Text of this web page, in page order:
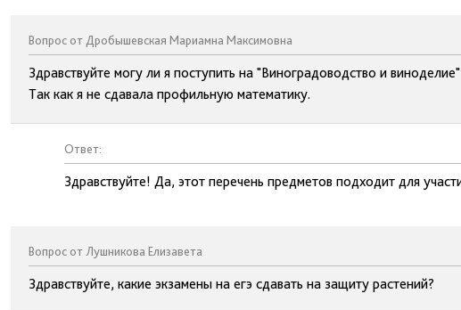
Вопрос от Дробышевская Мариамна Максимовна
Здравствуйте могу ли я поступить на "Виноградоводство и
Так как я не сдавала профильную математику.
Ответ:
Здравствуйте! Да, этот перечень предметов подходит для
Вопрос от Лушникова Елизавета
Здравствуйте, какие экзамены на егэ сдавать на защиту растений?